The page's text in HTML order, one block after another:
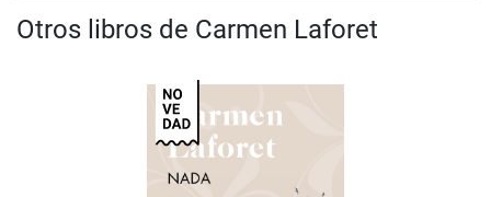
Otros libros de Carmen Laforet